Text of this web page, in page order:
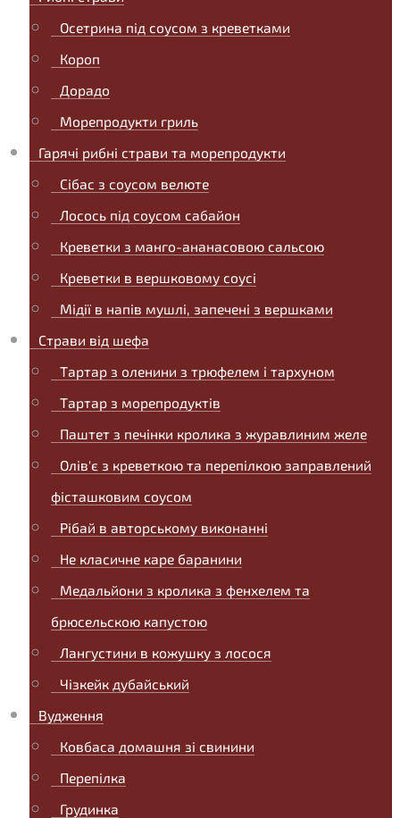
Осетрина під соусом з креветками
Короп
Дорадо
Морепродукти гриль
Гарячі рибні страви та морепродукти
Сібас з соусом велюте
Лосось під соусом сабайон
Креветки з манго-ананасовою сальсою
Креветки в вершковому соусі
Мідії в напів мушлі, запечені з вершками
Страви від шефа
Тартар з оленини з трюфелем і тархуном
Тартар з морепродуктів
Паштет з печінки кролика з журавлиним желе
Олів'є з креветкою та перепілкою заправлений
фісташковим соусом
Рібай в авторському виконанні
Не класичне каре баранини
Медальйони з кролика з фенхелем та
брюсельскою капустою
Лангустини в кожушку з лосося
Чізкейк дубайський
Вудження
Ковбаса домашня зі свинини
Перепілка
Грудинка